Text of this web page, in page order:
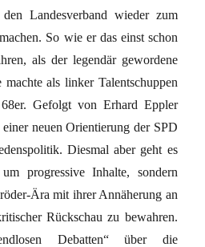
Landesverband wieder zum
So wie er das einst schon
als der legendär gewordene
als linker Talentschuppen
Gefolgt von Erhard Eppler
neuen Orientierung der SPD
Diesmal aber geht es
progressive Inhalte, sondern
Ära mit ihrer Annäherung an
Rückschau zu bewahren.
Debatten“ über die